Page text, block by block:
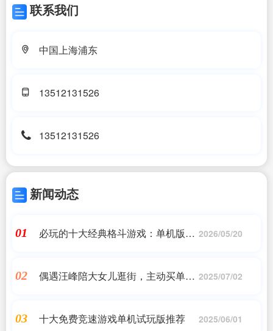
联系我们
中国上海浦东
13512131526
13512131526
新闻动态
01
必玩的十大经典格斗游戏：单机版精 2026/05/20
02
偶遇汪峰陪大女儿逛街，主动买单好 2025/07/02
03 十大免费竞速游戏单机试玩版推荐 2025/06/01